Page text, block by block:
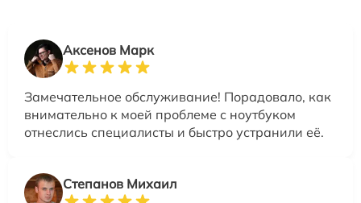
Аксенов Марк
Замечательное обслуживание! Порадовало, как
внимательно к моей проблеме с ноутбуком
отнеслись специалисты и быстро устранили её.
Степанов Михаил